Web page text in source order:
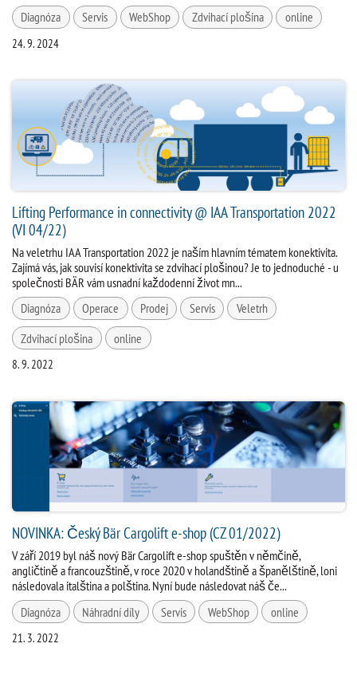
Diagnóza
Servis WebShop Zdvihací plošina online
24. 9. 2024
Lifting Performance in connectivity @ IAA Transportation 2022
(VI 04/22)
Na veletrhu IAA Transportation 2022 je naším hlavním tématem konektivita.
Zajímá vás, jak souvisí konektivita se zdvihací plošinou? Je to jednoduché - u
společnosti BÄR vám usnadní každodenní život mn...
Diagnóza
Operace Prodej Servis
Veletrh
Zdvihací plošina
online
8. 9. 2022
NOVINKA: Český Bär Cargolift e-shop (CZ 01/2022)
V září 2019 byl náš nový Bär Cargolift e-shop spuštěn v němčině,
angličtině a francouzštině, v roce 2020 v holandštině a španělštině, loni
následovala italština a polština. Nyní bude následovat náš če...
Diagnóza
Náhradní díly Servis WebShop online
21. 3. 2022